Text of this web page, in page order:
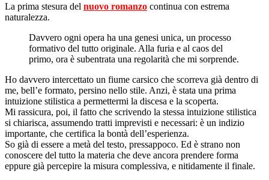
La prima stesura del nuovo romanzo continua con estrema
naturalezza.
Davvero ogni opera ha una genesi unica, un processo
formativo del tutto originale. Alla furia e al caos del
primo, ora è subentrata una regolarità che mi sorprende.
Ho davvero intercettato un fiume carsico che scorreva già dentro di
me, bell’e formato, persino nello stile. Anzi, è stata una prima
intuizione stilistica a permettermi la discesa e la scoperta.
Mi rassicura, poi, il fatto che scrivendo la stessa intuizione stilistica
si chiarisca, assumendo tratti imprevisti e necessari: è un indizio
importante, che certifica la bontà dell’esperienza.
So già di essere a metà del testo, pressappoco. Ed è strano non
conoscere del tutto la materia che deve ancora prendere forma
eppure già percepire la misura complessiva, e nitidamente il finale.